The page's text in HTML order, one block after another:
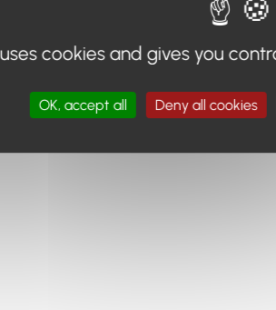
moteur de recherche en haut de
Retour à
cookies and gives you
OK, accept all Deny all cookies